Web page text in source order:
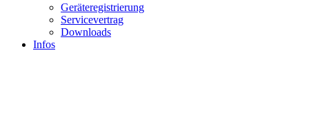
Geräteregistrierung
Servicevertrag
Downloads
Infos